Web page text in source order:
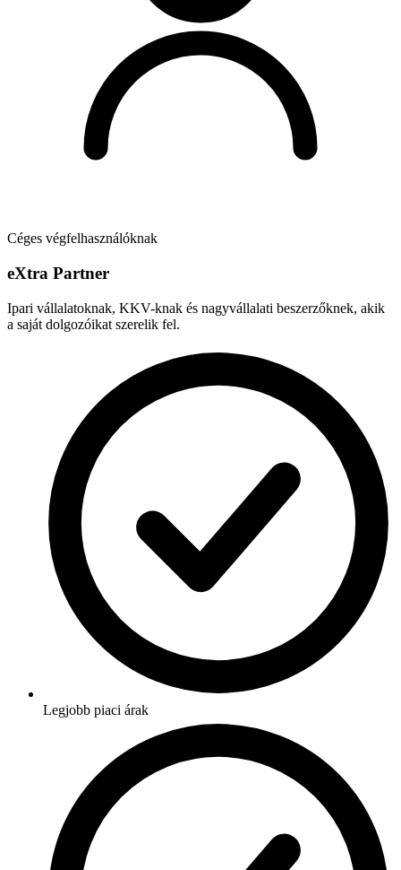
Céges végfelhasználóknak
eXtra Partner
Ipari vállalatoknak, KKV-knak és nagyvállalati beszerzőknek, akik
a saját dolgozóikat szerelik fel.
Legjobb piaci árak